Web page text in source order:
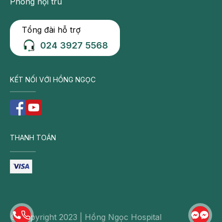
biết thêm thông tin bổ ích khác:
https://www.facebook.com/BenhvienHongNgoc/
Tổng đài hỗ trợ
024 3927 5568
KẾT NỐI VỚI HỒNG NGỌC
THANH TOÁN
© Copyright 2023 | Hồng Ngọc Hospital